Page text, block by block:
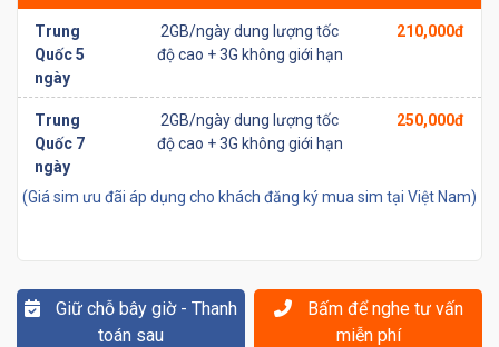
Trung
Quốc 5
ngày
2GB/ngày dung lượng tốc
độ cao + 3G không giới hạn
210,000đ
Trung
Quốc 7
ngày
2GB/ngày dung lượng tốc
độ cao + 3G không giới hạn
250,000đ
(Giá sim ưu đãi áp dụng cho khách đăng ký mua sim tại Việt Nam)
Giữ chỗ bây giờ - Thanh
toán sau
Bấm để nghe tư vấn
miễn phí